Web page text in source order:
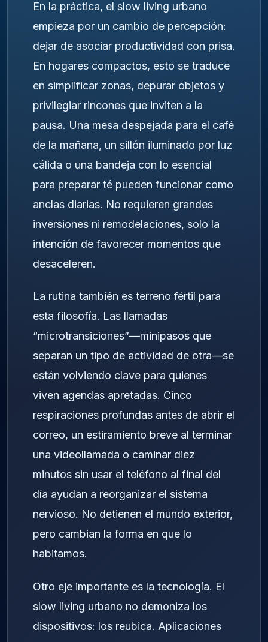
En la práctica, el slow living urbano
empieza por un cambio de percepción:
dejar de asociar productividad con prisa.
En hogares compactos, esto se traduce
en simplificar zonas, depurar objetos y
privilegiar rincones que inviten a la
pausa. Una mesa despejada para el café
de la mañana, un sillón iluminado por luz
cálida o una bandeja con lo esencial
para preparar té pueden funcionar como
anclas diarias. No requieren grandes
inversiones ni remodelaciones, solo la
intención de favorecer momentos que
desaceleren.
La rutina también es terreno fértil para
esta filosofía. Las llamadas
“microtransiciones”—minipasos que
separan un tipo de actividad de otra—se
están volviendo clave para quienes
viven agendas apretadas. Cinco
respiraciones profundas antes de abrir el
correo, un estiramiento breve al terminar
una videollamada o caminar diez
minutos sin usar el teléfono al final del
día ayudan a reorganizar el sistema
nervioso. No detienen el mundo exterior,
pero cambian la forma en que lo
habitamos.
Otro eje importante es la tecnología. El
slow living urbano no demoniza los
dispositivos: los reubica. Aplicaciones